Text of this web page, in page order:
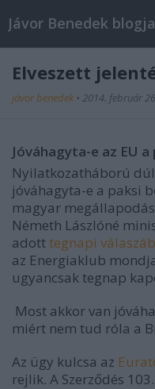
Jávor Benedek blogja
Elveszett
jávor benedek • 2014. február 26.
Jóváhagyta-e az EU
Nyilatkozatháború
jóváhagyta-e a paksi
magyar
Németh Lászlóné
adotttegnapi
az Energiaklub
ugyancsak tegnap
Most akkor van
miért nem tud róla a
Az ügy kulcsa az
rejlik. A Szerződés